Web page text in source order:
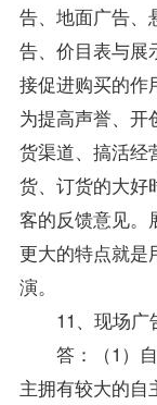
告、地面广告、
告、价目表与展
接促进购买的作
为提高声誉、开
货渠道、搞活经
货、订货的大好
客的反馈意见。
更大的特点就是
演。
11、现场广
答：（1）自
主拥有较大的自